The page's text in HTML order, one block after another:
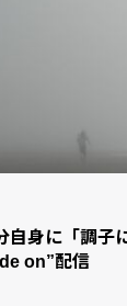
自身に「調子
on”配信